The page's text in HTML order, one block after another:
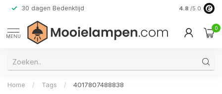
30 dagen Bedenktijd Verzending
4.8 /5.0
MENU
0
Home / Tags / 4017807488838